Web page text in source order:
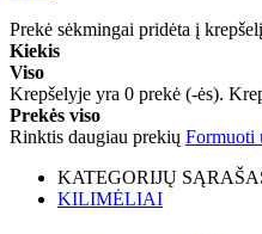
Prekė sėkmingai pridėta į krepšelį
Kiekis
Viso
Krepšelyje yra 0 prekė (-ės).
Prekės viso
Rinktis daugiau prekių Formuoti
KATEGORIJŲ
KILIMĖLIAI